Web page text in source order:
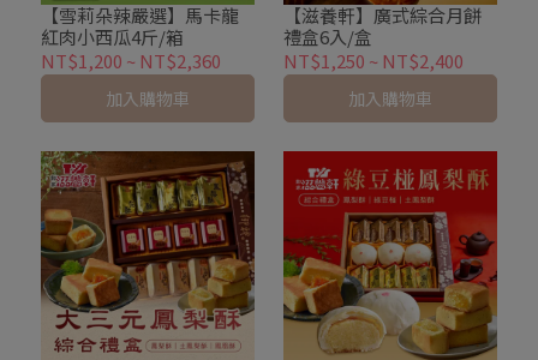
【雪莉朵辣嚴選】馬卡龍
紅肉小西瓜4斤/箱
NT$1,200 ~ NT$2,360
加入購物車
【滋養軒】廣式綜合月餅
禮盒6入/盒
NT$1,250 ~ NT$2,400
加入購物車